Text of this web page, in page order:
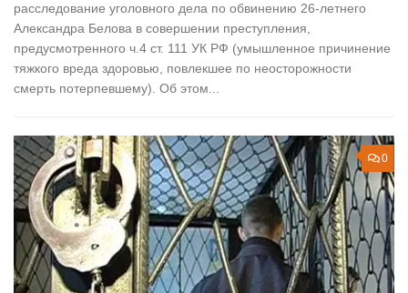
расследование уголовного дела по обвинению 26-летнего
Александра Белова в совершении преступления,
предусмотренного ч.4 ст. 111 УК РФ (умышленное причинение
тяжкого вреда здоровью, повлекшее по неосторожности
смерть потерпевшему). Об этом...
0